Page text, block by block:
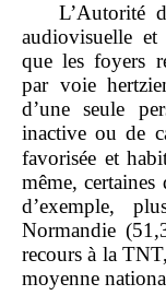
L’Autorité
audiovisuelle
que les foyers
par voie
d’une seule
inactive ou de
favorisée et
même,
d’exemple,
Normandie
recours à la
moyenne